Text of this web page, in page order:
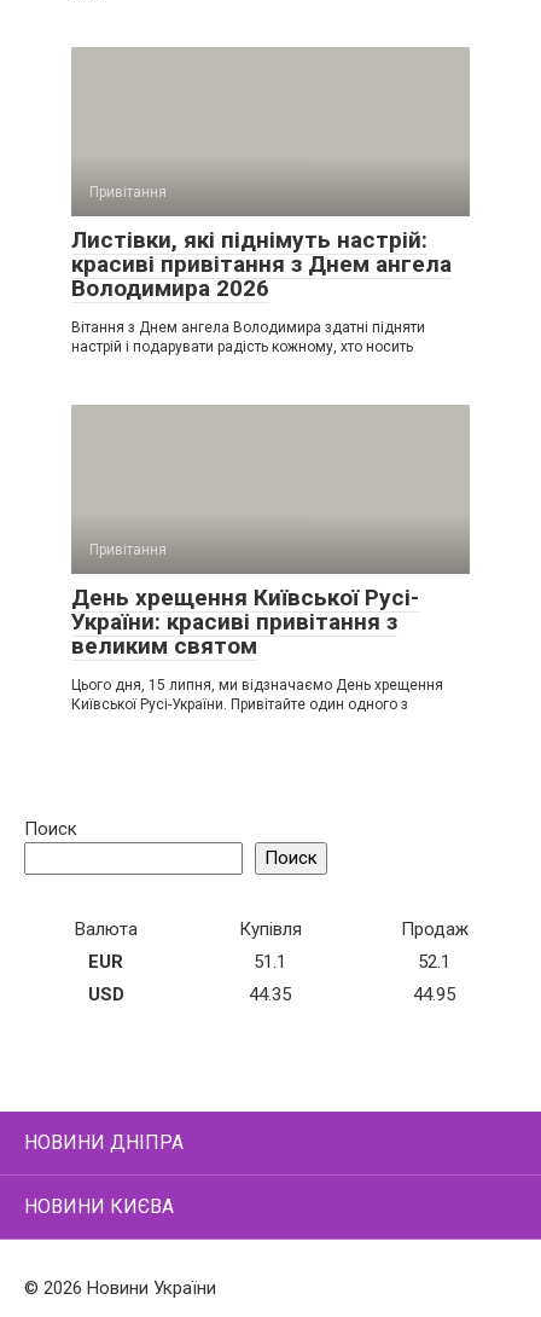
Привітання
Листівки, які піднімуть настрій:
красиві привітання з Днем ангела
Володимира 2026
Вітання з Днем ангела Володимира здатні підняти
настрій і подарувати радість кожному, хто носить
Привітання
День хрещення Київської Русі-
України: красиві привітання з
великим святом
Цього дня, 15 липня, ми відзначаємо День хрещення
Київської Русі-України. Привітайте один одного з
Поиск
Поиск
Валюта Купівля
Продаж
EUR
51.1
52.1
USD
44.35 44.95
НОВИНИ ДНІПРА
НОВИНИ КИЄВА
© 2026 Новини України